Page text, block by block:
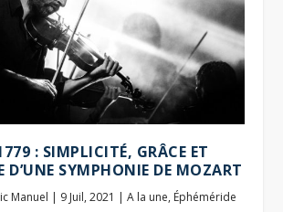
: SIMPLICITÉ, GRÂCE ET
D’UNE SYMPHONIE DE MOZART
Manuel | 9 Juil, 2021 |A la une, Éphéméride